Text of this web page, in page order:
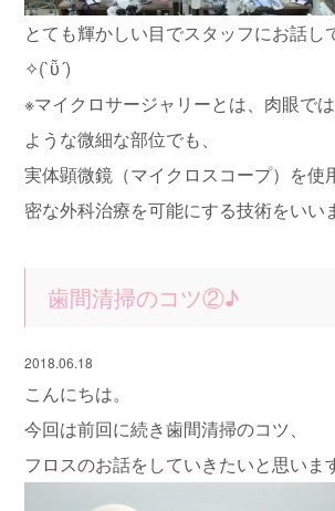
とても輝かしい目でスタッフにお話し
✧(`ῧ´)
※マイクロサージャリーとは、肉眼で
ような微細な部位でも、
実体顕微鏡（マイクロスコープ）を使
密な外科治療を可能にする技術をいい
歯間清掃のコツ②♪
2018.06.18
こんにちは。
今回は前回に続き歯間清掃のコツ、
フロスのお話をしていきたいと思いま